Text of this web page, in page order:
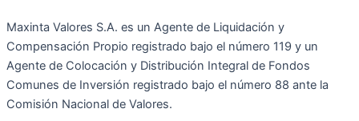
Maxinta Valores S.A. es un Agente de Liquidación y
Compensación Propio registrado bajo el número 119 y un
Agente de Colocación y Distribución Integral de Fondos
Comunes de Inversión registrado bajo el número 88 ante la
Comisión Nacional de Valores.